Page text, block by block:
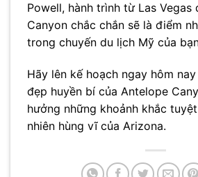
Powell, hành trình từ Las Vegas
Canyon chắc chắn sẽ là điểm
trong chuyến du lịch Mỹ của
Hãy lên kế hoạch ngay hôm
đẹp huyền bí của Antelope
hưởng những khoảnh khắc
nhiên hùng vĩ của Arizona.